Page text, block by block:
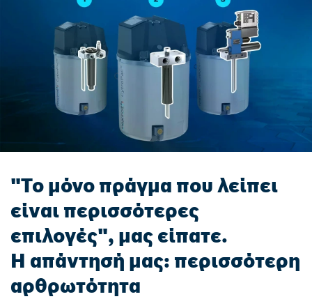
"Το μόνο πράγμα που λείπει
είναι περισσότερες
επιλογές", μας είπατε.
Η απάντησή μας: περισσότερη
αρθρωτότητα